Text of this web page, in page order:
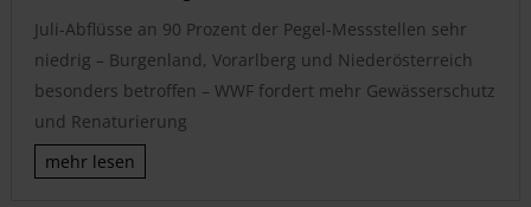
Juli-Abflüsse an 90 Prozent der Pegel-Messstellen sehr
niedrig – Burgenland, Vorarlberg und Niederösterreich
besonders betroffen – WWF fordert mehr Gewässerschutz
und Renaturierung
mehr lesen